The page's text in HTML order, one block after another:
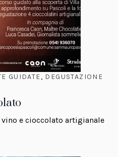
GUIDATE, DEGUSTAZIONE
e cioccolato artigianale